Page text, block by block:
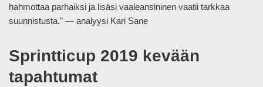
hahmottaa parhaiksi ja lisäsi vaaleansininen vaatii tarkkaa
suunnistusta.” — analyysi Kari Sane
Sprintticup 2019 kevään
tapahtumat